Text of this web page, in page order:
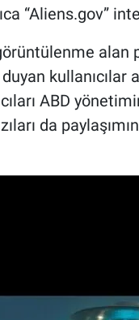
“Aliens.gov”
alan
kullanıcılar
ABD
da